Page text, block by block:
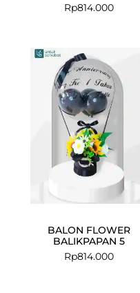
Rp814.000
BALON FLOWER
BALIKPAPAN 5
Rp814.000